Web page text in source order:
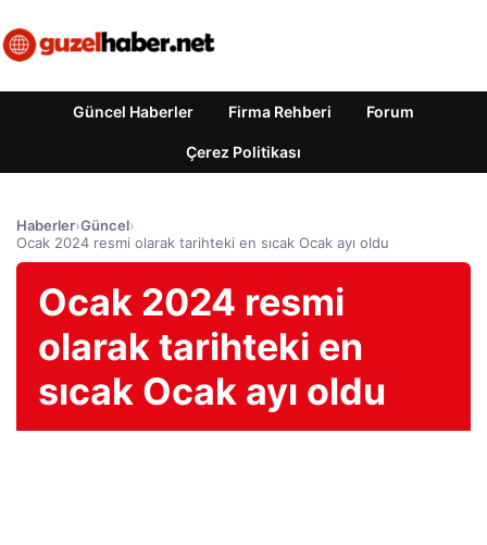
Güncel Haberler Firma Rehberi Forum
Çerez Politikası
Haberler›Güncel›
Ocak 2024 resmi olarak tarihteki en sıcak Ocak ayı oldu
Ocak 2024 resmi
olarak tarihteki en
sıcak Ocak ayı oldu